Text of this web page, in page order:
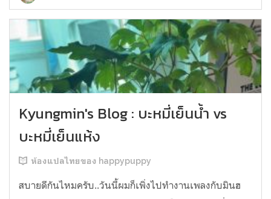
Kyungmin's Blog : บะหมี่เย็นน้ำ vs
บะหมี่เย็นแห้ง
ห้องแปลไทยของ happypuppy
สบายดีกันไหมครับ..วันนี้ผมก็เพิ่งไปทำงานเพลงกับมินฮ